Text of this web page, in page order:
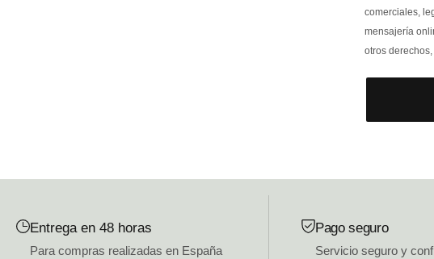
comerciales,
mensajería
otros
Entrega en 48 horas
Para compras realizadas en España
Pago seguro
Servicio seguro y